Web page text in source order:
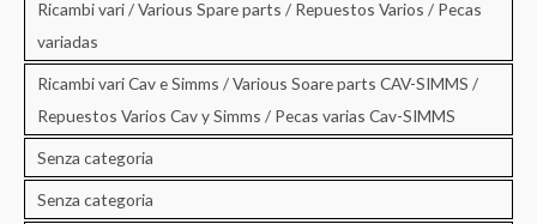
Ricambi vari / Various Spare parts / Repuestos Varios / Pecas
variadas
Ricambi vari Cav e Simms / Various Soare parts CAV-SIMMS /
Repuestos Varios Cav y Simms / Pecas varias Cav-SIMMS
Senza categoria
Senza categoria